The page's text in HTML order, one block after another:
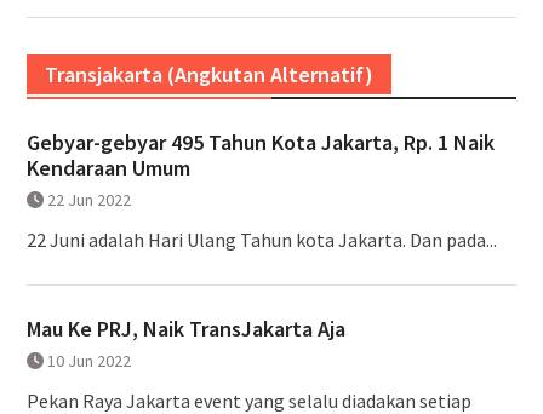
Transjakarta (Angkutan Alternatif)
Gebyar-gebyar 495 Tahun Kota Jakarta, Rp. 1 Naik
Kendaraan Umum
22 Jun 2022
22 Juni adalah Hari Ulang Tahun kota Jakarta. Dan pada...
Mau Ke PRJ, Naik TransJakarta Aja
10 Jun 2022
Pekan Raya Jakarta event yang selalu diadakan setiap